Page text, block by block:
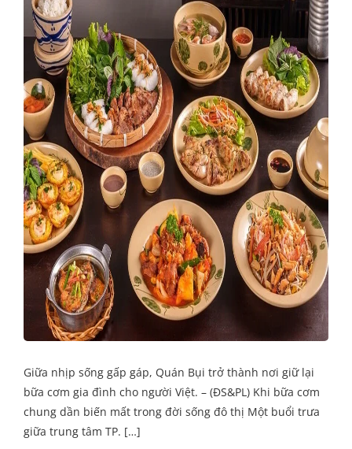
Giữa nhịp sống gấp gáp, Quán Bụi trở thành nơi giữ lại
bữa cơm gia đình cho người Việt. – (ĐS&PL) Khi bữa cơm
chung dần biến mất trong đời sống đô thị Một buổi trưa
giữa trung tâm TP. […]